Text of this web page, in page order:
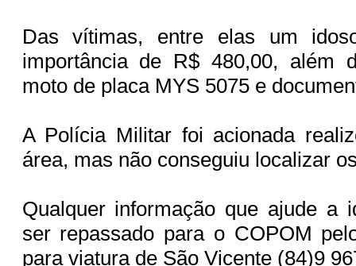
Das vítimas, entre elas um
importância de R$ 480,00, além
moto de placa MYS 5075 e
A Polícia Militar foi acionada
área, mas não conseguiu localizar
Qualquer informação que ajude a
ser repassado para o COPOM
para viatura de São Vicente (84)9